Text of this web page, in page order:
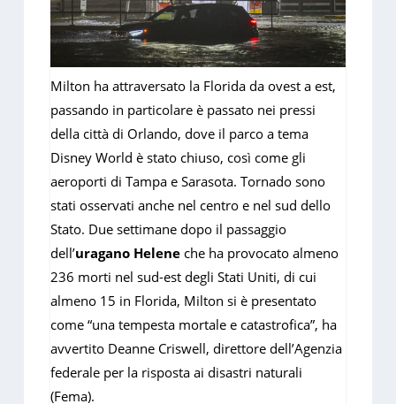
Milton ha attraversato la Florida da ovest a est,
passando in particolare è passato nei pressi
della città di Orlando, dove il parco a tema
Disney World è stato chiuso, così come gli
aeroporti di Tampa e Sarasota. Tornado sono
stati osservati anche nel centro e nel sud dello
Stato. Due settimane dopo il passaggio
dell’uragano Helene che ha provocato almeno
236 morti nel sud-est degli Stati Uniti, di cui
almeno 15 in Florida, Milton si è presentato
come “una tempesta mortale e catastrofica”, ha
avvertito Deanne Criswell, direttore dell’Agenzia
federale per la risposta ai disastri naturali
(Fema).